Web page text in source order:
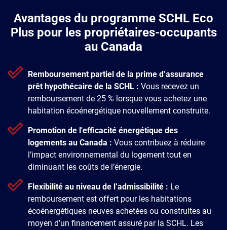
Avantages du programme SCHL Eco
Plus pour les propriétaires-occupants
au Canada
Remboursement partiel de la prime d’assurance
prêt hypothécaire de la SCHL : Vous recevez un
remboursement de 25 % lorsque vous achetez une
habitation écoénergétique nouvellement construite.
Promotion de l'efficacité énergétique des
logements au Canada : Vous contribuez à réduire
l’impact environnemental du logement tout en
diminuant les coûts de l’énergie.
Flexibilité au niveau de l’admissibilité : Le
remboursement est offert pour les habitations
écoénergétiques neuves achetées ou construites au
moyen d’un financement assuré par la SCHL. Les